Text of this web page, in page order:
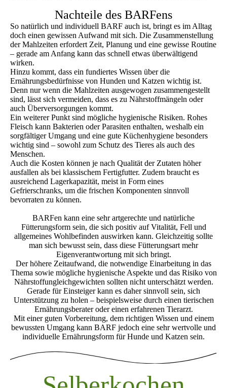
Nachteile des BARFens
So natürlich und individuell BARF auch ist, bringt es im Alltag
doch einen gewissen Aufwand mit sich. Die Zusammenstellung
der Mahlzeiten erfordert Zeit, Planung und eine gewisse Routine
– gerade am Anfang kann das schnell etwas überwältigend
wirken.
Hinzu kommt, dass ein fundiertes Wissen über die
Ernährungsbedürfnisse von Hunden und Katzen wichtig ist.
Denn nur wenn die Mahlzeiten ausgewogen zusammengestellt
sind, lässt sich vermeiden, dass es zu Nährstoffmängeln oder
auch Überversorgungen kommt.
Ein weiterer Punkt sind mögliche hygienische Risiken. Rohes
Fleisch kann Bakterien oder Parasiten enthalten, weshalb ein
sorgfältiger Umgang und eine gute Küchenhygiene besonders
wichtig sind – sowohl zum Schutz des Tieres als auch des
Menschen.
Auch die Kosten können je nach Qualität der Zutaten höher
ausfallen als bei klassischem Fertigfutter. Zudem braucht es
ausreichend Lagerkapazität, meist in Form eines
Gefrierschranks, um die frischen Komponenten sinnvoll
bevorraten zu können.
BARFen kann eine sehr artgerechte und natürliche
Fütterungsform sein, die sich positiv auf Vitalität, Fell und
allgemeines Wohlbefinden auswirken kann. Gleichzeitig sollte
man sich bewusst sein, dass diese Fütterungsart mehr
Eigenverantwortung mit sich bringt.
Der höhere Zeitaufwand, die notwendige Einarbeitung in das
Thema sowie mögliche hygienische Aspekte und das Risiko von
Nährstoffungleichgewichten sollten nicht unterschätzt werden.
Gerade für Einsteiger kann es daher sinnvoll sein, sich
Unterstützung zu holen – beispielsweise durch einen tierischen
Ernährungsberater oder einen erfahrenen Tierarzt.
Mit einer guten Vorbereitung, dem richtigen Wissen und einem
bewussten Umgang kann BARF jedoch eine sehr wertvolle und
individuelle Ernährungsform für Hunde und Katzen sein.